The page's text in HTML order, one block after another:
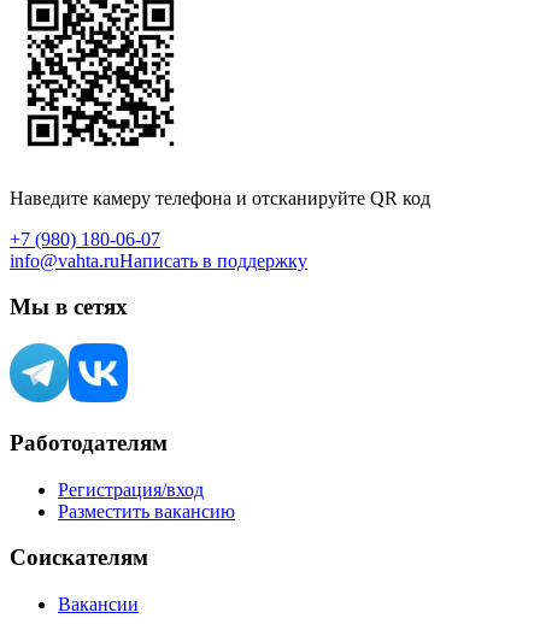
Наведите камеру телефона и отсканируйте QR код
+7 (980) 180-06-07
info@vahta.ruНаписать в поддержку
Мы в сетях
Работодателям
Регистрация/вход
Разместить вакансию
Соискателям
Вакансии